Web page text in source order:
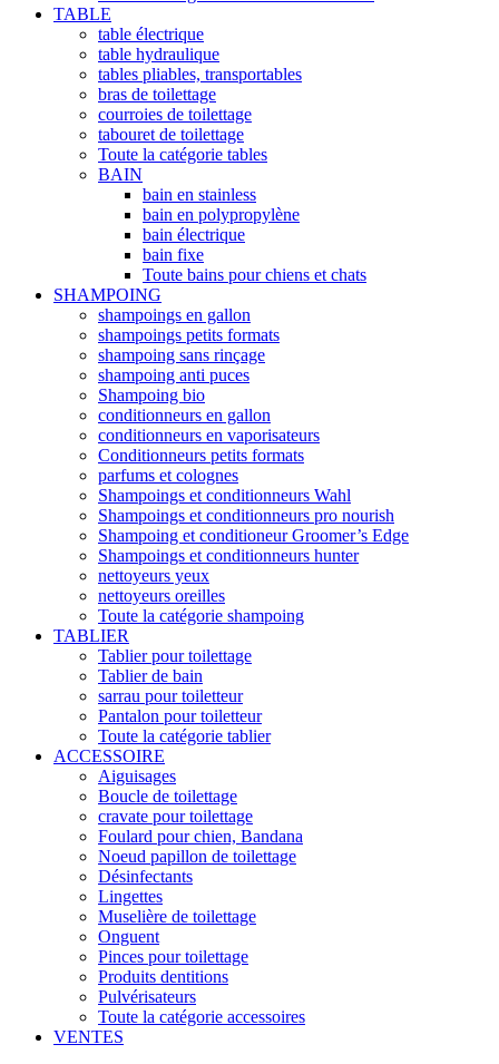
TABLE
table électrique
table hydraulique
tables pliables, transportables
bras de toilettage
courroies de toilettage
tabouret de toilettage
Toute la catégorie tables
BAIN
bain en stainless
bain en polypropylène
bain électrique
bain fixe
Toute bains pour chiens et chats
SHAMPOING
shampoings en gallon
shampoings petits formats
shampoing sans rinçage
shampoing anti puces
Shampoing bio
conditionneurs en gallon
conditionneurs en vaporisateurs
Conditionneurs petits formats
parfums et colognes
Shampoings et conditionneurs Wahl
Shampoings et conditionneurs pro nourish
Shampoing et conditioneur Groomer’s Edge
Shampoings et conditionneurs hunter
nettoyeurs yeux
nettoyeurs oreilles
Toute la catégorie shampoing
TABLIER
Tablier pour toilettage
Tablier de bain
sarrau pour toiletteur
Pantalon pour toiletteur
Toute la catégorie tablier
ACCESSOIRE
Aiguisages
Boucle de toilettage
cravate pour toilettage
Foulard pour chien, Bandana
Noeud papillon de toilettage
Désinfectants
Lingettes
Muselière de toilettage
Onguent
Pinces pour toilettage
Produits dentitions
Pulvérisateurs
Toute la catégorie accessoires
VENTES